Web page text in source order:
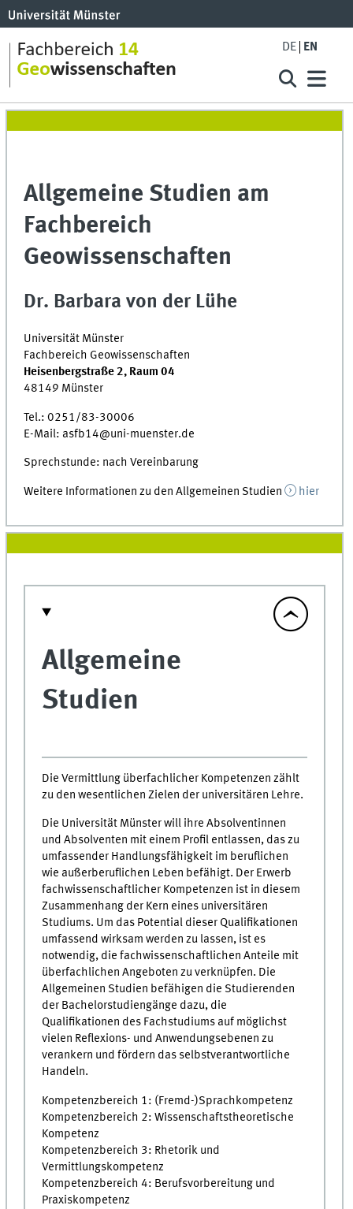
DE EN
Allgemeine Studien am
Fachbereich
Geowissenschaften
Dr. Barbara von der Lühe
Universität Münster
Fachbereich Geowissenschaften
Heisenbergstraße 2, Raum 04
48149 Münster
Tel.: 0251/83-30006
E-Mail: asfb14@uni-muenster.de
Sprechstunde: nach Vereinbarung
Weitere Informationen zu den Allgemeinen Studien hier
Allgemeine
Studien
Die Vermittlung überfachlicher Kompetenzen zählt
zu den wesentlichen Zielen der universitären Lehre.
Die Universität Münster will ihre Absolventinnen
und Absolventen mit einem Profil entlassen, das zu
umfassender Handlungsfähigkeit im beruflichen
wie außerberuflichen Leben befähigt. Der Erwerb
fachwissenschaftlicher Kompetenzen ist in diesem
Zusammenhang der Kern eines universitären
Studiums. Um das Potential dieser Qualifikationen
umfassend wirksam werden zu lassen, ist es
notwendig, die fachwissenschaftlichen Anteile mit
überfachlichen Angeboten zu verknüpfen. Die
Allgemeinen Studien befähigen die Studierenden
der Bachelorstudiengänge dazu, die
Qualifikationen des Fachstudiums auf möglichst
vielen Reflexions- und Anwendungsebenen zu
verankern und fördern das selbstverantwortliche
Handeln.
Kompetenzbereich 1: (Fremd-)Sprachkompetenz
Kompetenzbereich 2: Wissenschaftstheoretische
Kompetenz
Kompetenzbereich 3: Rhetorik und
Vermittlungskompetenz
Kompetenzbereich 4: Berufsvorbereitung und
Praxiskompetenz